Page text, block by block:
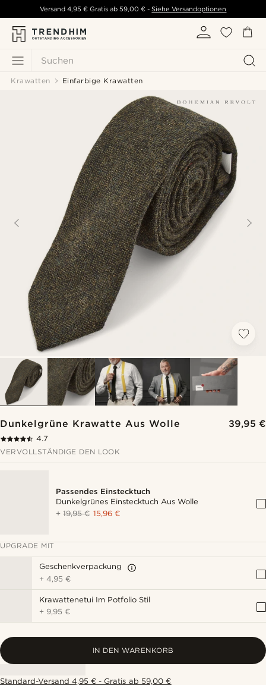
Suchen
Versand 4,95 € Gratis ab 59,00 € - Siehe Versandoptionen
Krawatten Einfarbige Krawatten
Dunkelgrüne Krawatte Aus Wolle 39,95 €
4.7
VERVOLLSTÄNDIGE DEN LOOK
Passendes Einstecktuch
Dunkelgrünes Einstecktuch Aus Wolle
+19,95 € 15,96 €
UPGRADE MIT
Geschenkverpackung
+4,95 €
Krawattenetui Im Potfolio Stil
+ 9,95 €
IN DEN WARENKORB
Standard-Versand 4,95 € - Gratis ab 59,00 €